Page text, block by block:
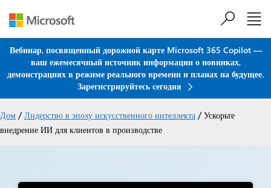
Перейти к основному содержанию
Вебинар, посвященный дорожной карте Microsoft 365 Copilot —
ваш ежемесячный источник информации о новинках,
демонстрациях в режиме реального времени и планах на будущее.
Зарегистрируйтесь сегодня
Дом /Лидерство в эпоху искусственного интеллекта /Ускорьте
внедрение ИИ для клиентов в производстве